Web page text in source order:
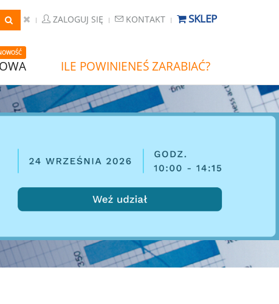
ZALOGUJ SIĘ KONTAKT SKLEP
ILE POWINIENEŚ ZARABIAĆ?